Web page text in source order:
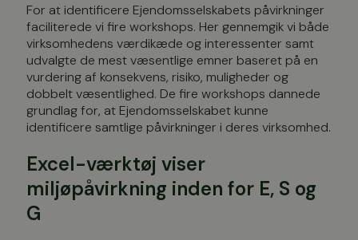
For at identificere Ejendomsselskabets påvirkninger
faciliterede vi fire workshops. Her gennemgik vi både
virksomhedens værdikæde og interessenter samt
udvalgte de mest væsentlige emner baseret på en
vurdering af konsekvens, risiko, muligheder og
dobbelt væsentlighed. De fire workshops dannede
grundlag for, at Ejendomsselskabet kunne
identificere samtlige påvirkninger i deres virksomhed.
Excel-værktøj viser
miljøpåvirkning inden for E, S og
G